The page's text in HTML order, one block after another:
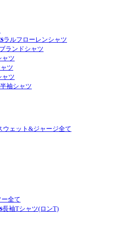
ラルフローレンシャツ
ランドシャツ
ャツ
ツ
ャツ
半袖シャツ
ウェット&ジャージ全て
全て
長袖Tシャツ(ロンT)